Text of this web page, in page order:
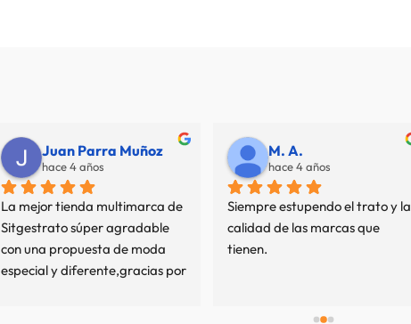
Juan Parra Muñoz
hace 4 años
La mejor tienda multimarca de
Sitgestrato súper agradable
con una propuesta de moda
especial y diferente,gracias por
M. A.
hace 4 años
Siempre estupendo el trato y la
calidad de las marcas que
tienen.